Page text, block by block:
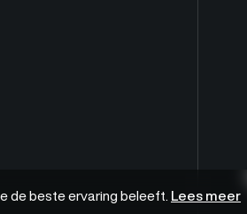
de beste ervaring beleeft. Lees meer